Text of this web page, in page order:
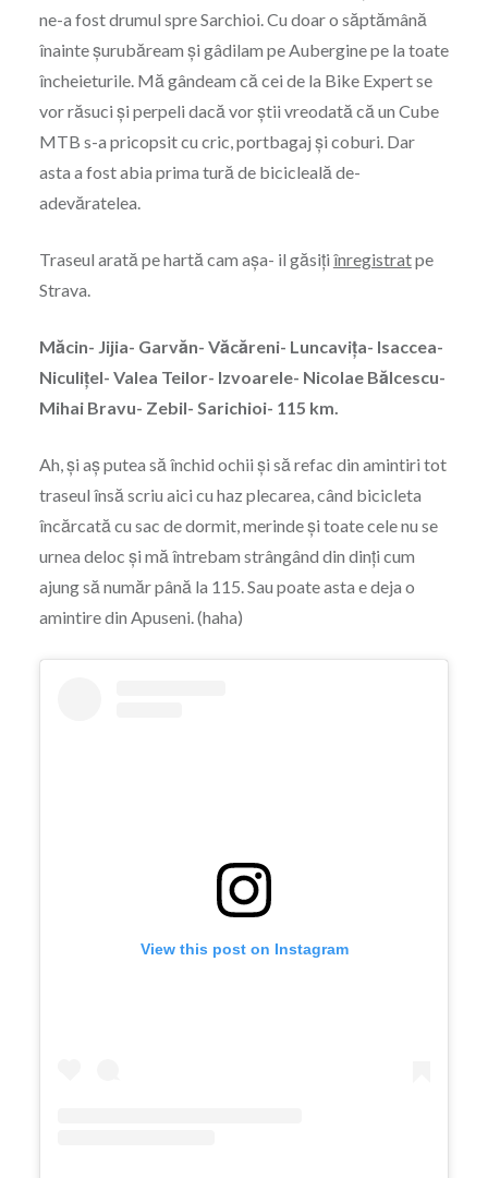
ne-a fost drumul spre Sarchioi. Cu doar o săptămână
înainte șurubăream și gâdilam pe Aubergine pe la toate
încheieturile. Mă gândeam că cei de la Bike Expert se
vor răsuci și perpeli dacă vor știi vreodată că un Cube
MTB s-a pricopsit cu cric, portbagaj și coburi. Dar
asta a fost abia prima tură de bicicleală de-
adevăratelea.
Traseul arată pe hartă cam așa- il găsiți înregistratpe
Strava.
Măcin- Jijia- Garvăn- Văcăreni- Luncavița- Isaccea-
Niculițel- Valea Teilor- Izvoarele- Nicolae Bălcescu-
Mihai Bravu- Zebil- Sarichioi- 115 km.
Ah, și aș putea să închid ochii și să refac din amintiri tot
traseul însă scriu aici cu haz plecarea, când bicicleta
încărcată cu sac de dormit, merinde și toate cele nu se
urnea deloc și mă întrebam strângând din dinți cum
ajung să număr până la 115. Sau poate asta e deja o
amintire din Apuseni. (haha)
View this post on Instagram